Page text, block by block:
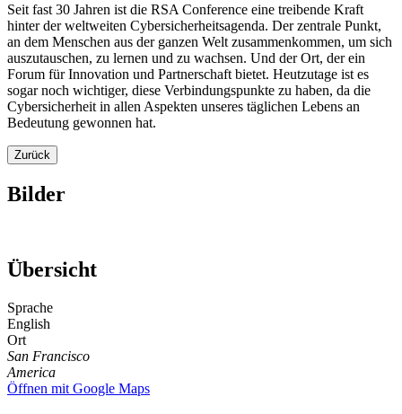
Seit fast 30 Jahren ist die RSA Conference eine treibende Kraft
hinter der weltweiten Cybersicherheitsagenda. Der zentrale Punkt,
an dem Menschen aus der ganzen Welt zusammenkommen, um sich
auszutauschen, zu lernen und zu wachsen. Und der Ort, der ein
Forum für Innovation und Partnerschaft bietet. Heutzutage ist es
sogar noch wichtiger, diese Verbindungspunkte zu haben, da die
Cybersicherheit in allen Aspekten unseres täglichen Lebens an
Bedeutung gewonnen hat.
Zurück
Bilder
Übersicht
Sprache
English
Ort
San Francisco
America
Öffnen mit Google Maps